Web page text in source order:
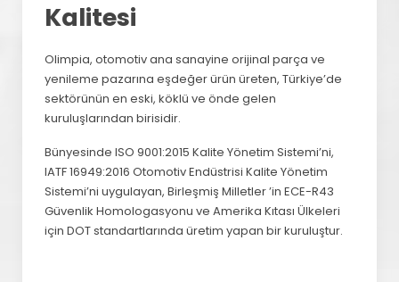
Kalitesi
Olimpia, otomotiv ana sanayine orijinal parça ve
yenileme pazarına eşdeğer ürün üreten, Türkiye’de
sektörünün en eski, köklü ve önde gelen
kuruluşlarından birisidir.
Bünyesinde ISO 9001:2015 Kalite Yönetim Sistemi’ni,
IATF 16949:2016 Otomotiv Endüstrisi Kalite Yönetim
Sistemi’ni uygulayan, Birleşmiş Milletler ’in ECE-R43
Güvenlik Homologasyonu ve Amerika Kıtası Ülkeleri
için DOT standartlarında üretim yapan bir kuruluştur.